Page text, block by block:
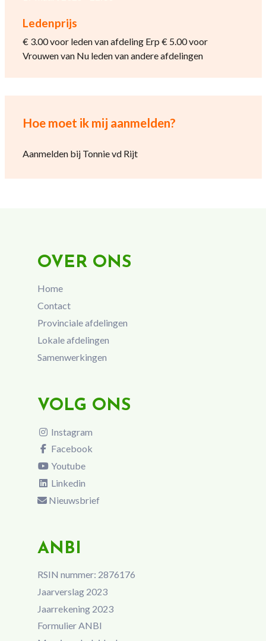
Ledenprijs
€ 3.00 voor leden van afdeling Erp € 5.00 voor
Vrouwen van Nu leden van andere afdelingen
Hoe moet ik mij aanmelden?
Aanmelden bij Tonnie vd Rijt
OVER ONS
Home
Contact
Provinciale afdelingen
Lokale afdelingen
Samenwerkingen
VOLG ONS
Instagram
Facebook
Youtube
Linkedin
Nieuwsbrief
ANBI
RSIN nummer: 2876176
Jaarverslag 2023
Jaarrekening 2023
Formulier ANBI